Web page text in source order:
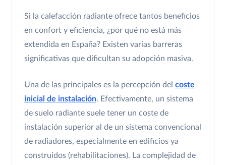
Si la calefacción radiante ofrece tantos beneficios
en confort y eficiencia, ¿por qué no está más
extendida en España? Existen varias barreras
significativas que dificultan su adopción masiva.
Una de las principales es la percepción del coste
inicial de instalación. Efectivamente, un sistema
de suelo radiante suele tener un coste de
instalación superior al de un sistema convencional
de radiadores, especialmente en edificios ya
construidos (rehabilitaciones). La complejidad de